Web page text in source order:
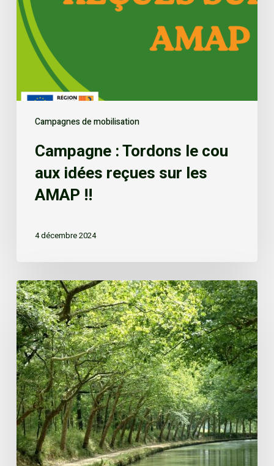
Campagnes de mobilisation
Campagne : Tordons le cou
aux idées reçues sur les
AMAP !!
4 décembre 2024